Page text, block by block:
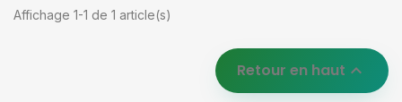
Affichage 1-1 de 1 article(s)
Retour en haut 